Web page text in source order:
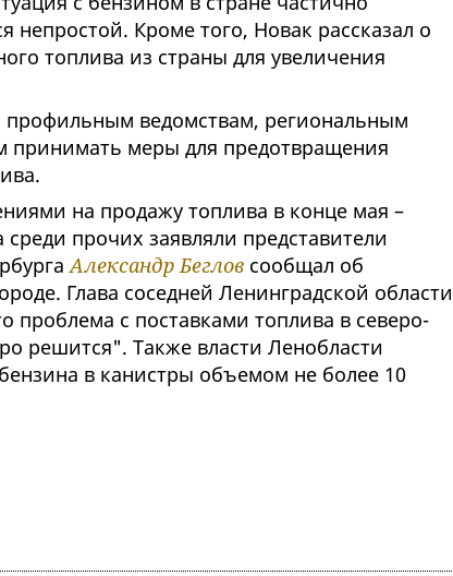
непростой. Кроме того, Новак рассказал о
топлива из страны для увеличения
профильным ведомствам, региональным
принимать меры для предотвращения
на продажу топлива в конце мая –
прочих заявляли представители
Александр Бегловсообщал об
Глава соседней Ленинградской области
проблема с поставками топлива в северо-
решится". Также власти Ленобласти
в канистры объемом не более 10